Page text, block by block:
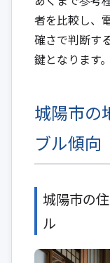
者を比較し、
確さで判断す
鍵となります。
城陽市の
ブル傾向
城陽市の
ル